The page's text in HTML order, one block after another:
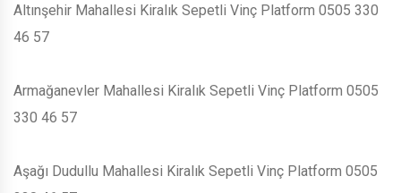
Altınşehir Mahallesi Kiralık Sepetli Vinç Platform 0505 330
46 57
Armağanevler Mahallesi Kiralık Sepetli Vinç Platform 0505
330 46 57
Aşağı Dudullu Mahallesi Kiralık Sepetli Vinç Platform 0505